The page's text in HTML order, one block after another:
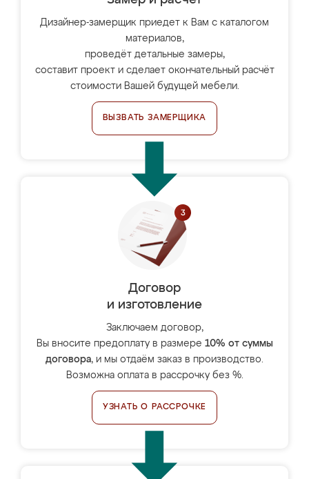
Дизайнер-замерщик приедет к Вам с каталогом
материалов,
проведёт детальные замеры,
составит проект и сделает окончательный расчёт
стоимости Вашей будущей мебели.
ВЫЗВАТЬ ЗАМЕРЩИКА
Договор
и изготовление
Заключаем договор,
Вы вносите предоплату в размере 10% от суммы
договора, и мы отдаём заказ в производство.
Возможна оплата в рассрочку без %.
УЗНАТЬ О РАССРОЧКЕ